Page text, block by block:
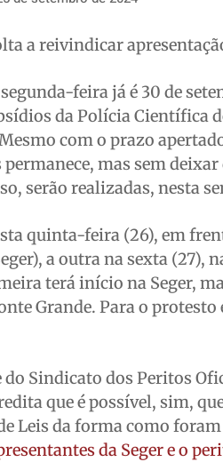
a reivindicar
feira já é 30 de
da Polícia Científica
com o prazo
mas sem
serão realizadas, nesta
quinta-feira (26), em
a outra na sexta (27),
terá início na Seger,
Grande. Para o
do Sindicato dos Peritos
que é possível, sim,
Leis da forma como
da Seger e o